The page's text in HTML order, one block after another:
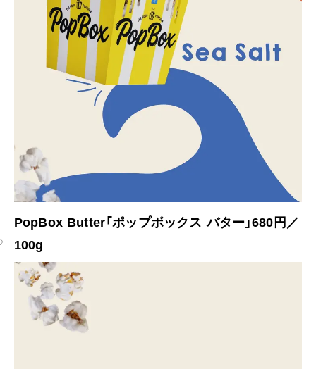
PopBox Butter「ポップボックス バター」680円／
100g